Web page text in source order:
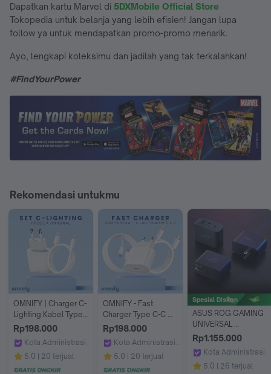
Dapatkan kartu Marvel di 5DXMobile Official Store
Tokopedia untuk belanja yang lebih efisien! Jangan lupa
follow ya untuk mendapatkan promo-promo menarik.
Ayo, lengkapi koleksimu dan jadilah yang tak terkalahkan!
#FindYourPower
Rekomendasi untukmu
OMNIFY | Charger C-
Lighting Kabel Type
C-C Fast Charging
Kompatibel iOS USB-
C Lightning Garansi 2
Tahun Produk Asli
Resmi
Rp198.000
Kota Administrasi Jakarta Barat
Omnify store
5.0 20 terjual
OMNIFY - Fast
Charger Type C-C
Lighting Adaptor
20W Kompatibel
dengan iOS iPhone
8-17 iPad MacBook
Air Pro & AirPods Pro
Rp198.000
Kota Administrasi Jakarta Barat
Omnify store
5.0 20 terjual
Spesial Diskon
ASUS ROG GAMING
UNIVERSAL
CHARGER DOCK
TYPE-C HDMI TYPE-
A 90XB08FN-
BPW000
Rp1.155.000
Kota Administrasi
SOS SPORT
5.0 26 terjual